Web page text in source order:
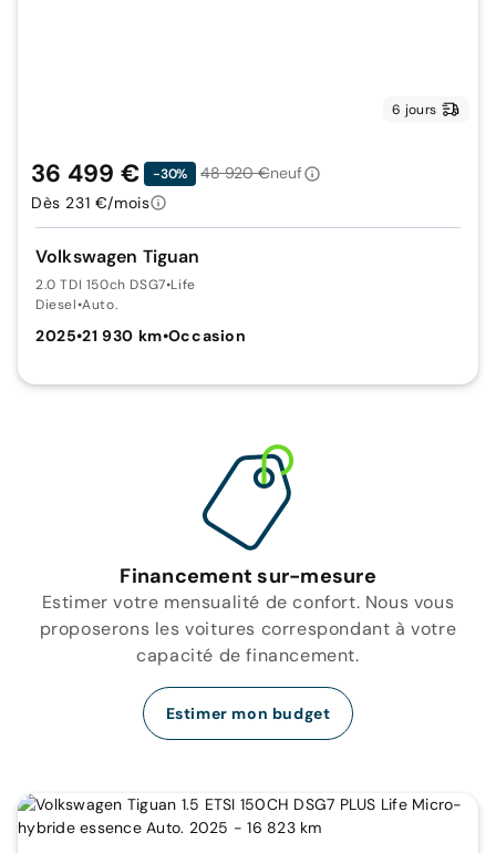
6 jours
Volkswagen Tiguan
2.0 TDI 150ch DSG7•Life
Diesel•Auto.
2025•21 930 km•Occasion
36 499 € -30% 48 920 €neuf
Dès 231 €/mois
Financement sur-mesure
Estimer votre mensualité de confort. Nous vous
proposerons les voitures correspondant à votre
capacité de financement.
Estimer mon budget